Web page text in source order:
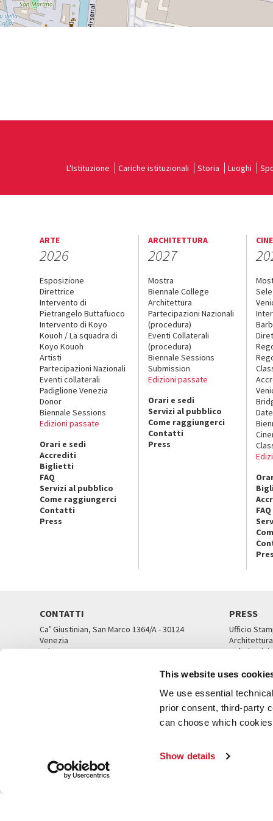
This website uses
We use essential
prior consent, third-party
can choose which
Show details
L'Istituzione Cariche istituzionali Storia Luoghi
ARTE
2026
Esposizione
Direttrice
Intervento di
Pietrangelo Buttafuoco
Intervento di Koyo
Kouoh / La squadra di
Koyo Kouoh
Artisti
Partecipazioni Nazionali
Eventi collaterali
Padiglione Venezia
Donor
Biennale Sessions
Edizioni passate
Orari e sedi
Accrediti
Biglietti
FAQ
Servizi al pubblico
Come raggiungerci
Contatti
Press
ARCHITETTURA
2027
Mostra
Biennale College
Architettura
Partecipazioni Nazionali
(procedura)
Eventi Collaterali
(procedura)
Biennale Sessions
Submission
Edizioni passate
Orari e sedi
Servizi al pubblico
Come raggiungerci
Contatti
Press
FAQ
CONTATTI
Ca’ Giustinian, San Marco 1364/A - 30124
Venezia
Tel. 041 5218711
PRESS
Ufficio
Architettura
Ca’
UFFICI